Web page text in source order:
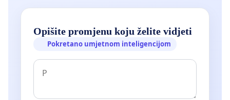
Opišite promjenu koju želite vidjeti
Pokretano umjetnom inteligencijom